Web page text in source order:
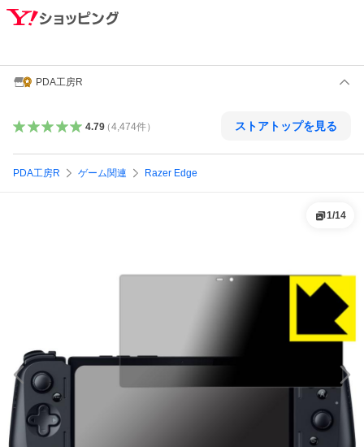
PDA工房R
4.79（4,474件） ストアトップを見る
PDA工房R ゲーム関連 Razer Edge
1/14